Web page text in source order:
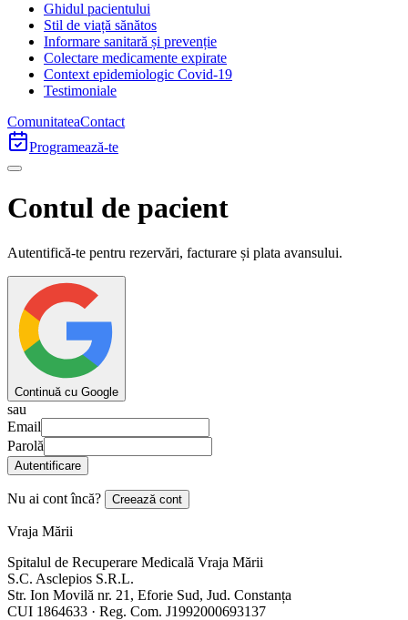
Ghidul pacientului
Stil de viață sănătos
Informare sanitară și prevenție
Colectare medicamente expirate
Context epidemiologic Covid-19
Testimoniale
ComunitateaContact
Programează-te
Contul de pacient
Autentifică-te pentru rezervări, facturare și plata avansului.
Continuă cu Google
sau
Email
Parolă
Autentificare
Nu ai cont încă? Creează cont
Vraja Mării
Spitalul de Recuperare Medicală Vraja Mării
S.C. Asclepios S.R.L.
Str. Ion Movilă nr. 21, Eforie Sud, Jud. Constanța
CUI 1864633 · Reg. Com. J1992000693137